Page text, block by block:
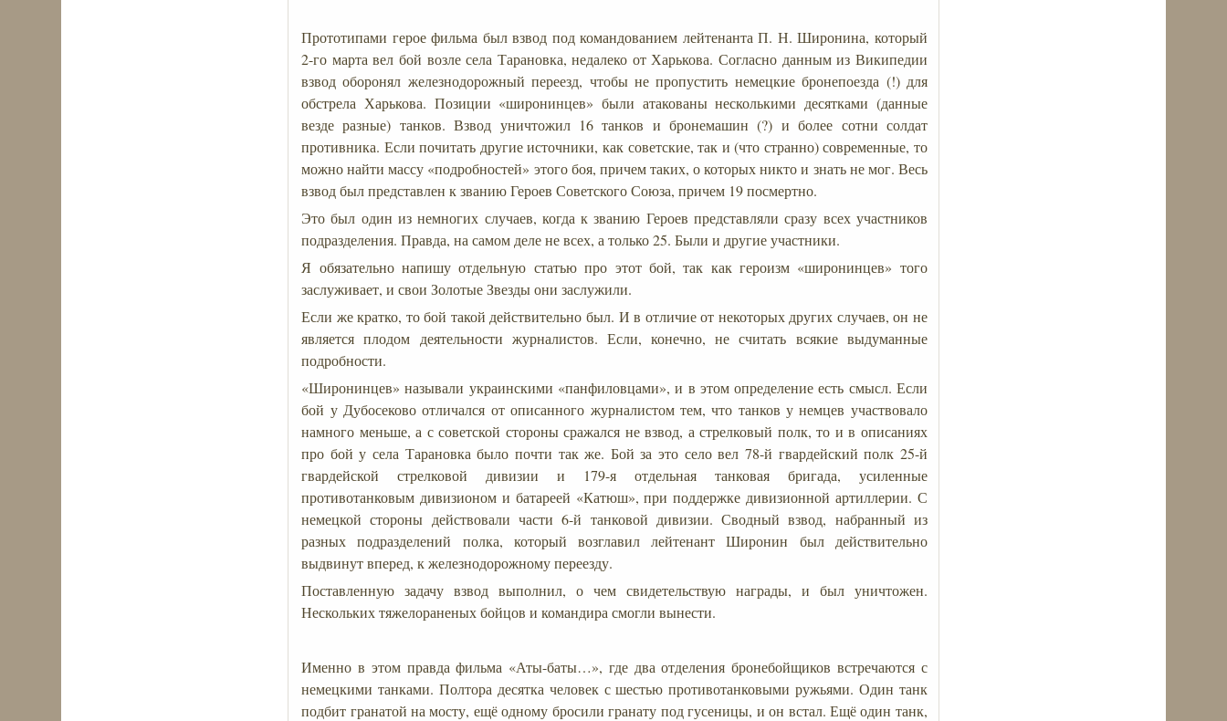
Прототипами герое фильма был взвод под командованием лейтенанта П. Н. Широнина, который
2-го марта вел бой возле села Тарановка, недалеко от Харькова. Согласно данным из Википедии
взвод оборонял железнодорожный переезд, чтобы не пропустить немецкие бронепоезда (!) для
обстрела Харькова. Позиции «широнинцев» были атакованы несколькими десятками (данные
везде разные) танков. Взвод уничтожил 16 танков и бронемашин (?) и более сотни солдат
противника. Если почитать другие источники, как советские, так и (что странно) современные, то
можно найти массу «подробностей» этого боя, причем таких, о которых никто и знать не мог. Весь
взвод был представлен к званию Героев Советского Союза, причем 19 посмертно.
Это был один из немногих случаев, когда к званию Героев представляли сразу всех участников
подразделения. Правда, на самом деле не всех, а только 25. Были и другие участники.
Я обязательно напишу отдельную статью про этот бой, так как героизм «широнинцев» того
заслуживает, и свои Золотые Звезды они заслужили.
Если же кратко, то бой такой действительно был. И в отличие от некоторых других случаев, он не
является плодом деятельности журналистов. Если, конечно, не считать всякие выдуманные
подробности.
«Широнинцев» называли украинскими «панфиловцами», и в этом определение есть смысл. Если
бой у Дубосеково отличался от описанного журналистом тем, что танков у немцев участвовало
намного меньше, а с советской стороны сражался не взвод, а стрелковый полк, то и в описаниях
про бой у села Тарановка было почти так же. Бой за это село вел 78-й гвардейский полк 25-й
гвардейской стрелковой дивизии и 179-я отдельная танковая бригада, усиленные
противотанковым дивизионом и батареей «Катюш», при поддержке дивизионной артиллерии. С
немецкой стороны действовали части 6-й танковой дивизии. Сводный взвод, набранный из
разных подразделений полка, который возглавил лейтенант Широнин был действительно
выдвинут вперед, к железнодорожному переезду.
Поставленную задачу взвод выполнил, о чем свидетельствую награды, и был уничтожен.
Нескольких тяжелораненых бойцов и командира смогли вынести.
Именно в этом правда фильма «Аты-баты…», где два отделения бронебойщиков встречаются с
немецкими танками. Полтора десятка человек с шестью противотанковыми ружьями. Один танк
подбит гранатой на мосту, ещё одному бросили гранату под гусеницы, и он встал. Ещё один танк,